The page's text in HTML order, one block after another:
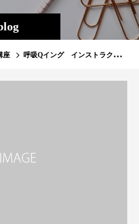
座 呼吸Qイング インストラクター資格取得後